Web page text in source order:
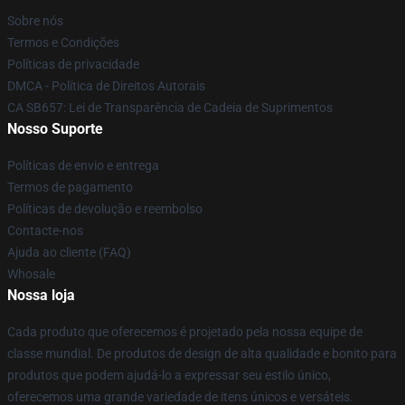
Sobre nós
Termos e Condições
Políticas de privacidade
DMCA - Política de Direitos Autorais
CA SB657: Lei de Transparência de Cadeia de Suprimentos
Nosso Suporte
Políticas de envio e entrega
Termos de pagamento
Políticas de devolução e reembolso
Contacte-nos
Ajuda ao cliente (FAQ)
Whosale
Nossa loja
Cada produto que oferecemos é projetado pela nossa equipe de
classe mundial. De produtos de design de alta qualidade e bonito para
produtos que podem ajudá-lo a expressar seu estilo único,
oferecemos uma grande variedade de itens únicos e versáteis.